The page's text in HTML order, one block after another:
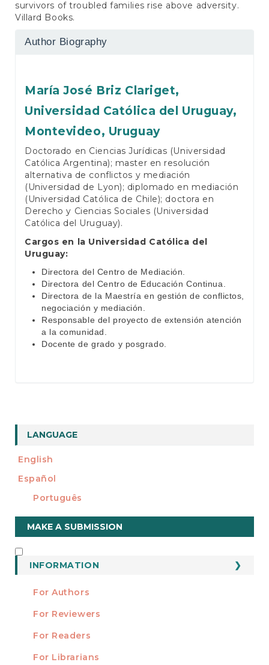
survivors of troubled families rise above adversity.
Villard Books.
Author Biography
María José Briz Clariget,
Universidad Católica del Uruguay,
Montevideo, Uruguay
Doctorado en Ciencias Jurídicas (Universidad
Católica Argentina); master en resolución
alternativa de conflictos y mediación
(Universidad de Lyon); diplomado en mediación
(Universidad Católica de Chile); doctora en
Derecho y Ciencias Sociales (Universidad
Católica del Uruguay).
Cargos en la Universidad Católica del
Uruguay:
Directora del Centro de Mediación.
Directora del Centro de Educación Continua.
Directora de la Maestría en gestión de conflictos,
negociación y mediación.
Responsable del proyecto de extensión atención
a la comunidad.
Docente de grado y posgrado.
LANGUAGE
English
Español
Português
Make
a
Submission
MAKE A SUBMISSION
INFORMATION
For Authors
For Reviewers
For Readers
For Librarians